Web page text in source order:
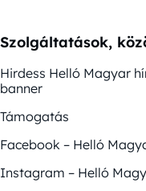
Szolgáltatások,
Hirdess Helló Magyar
banner
Támogatás
Facebook – Helló
Instagram – Helló